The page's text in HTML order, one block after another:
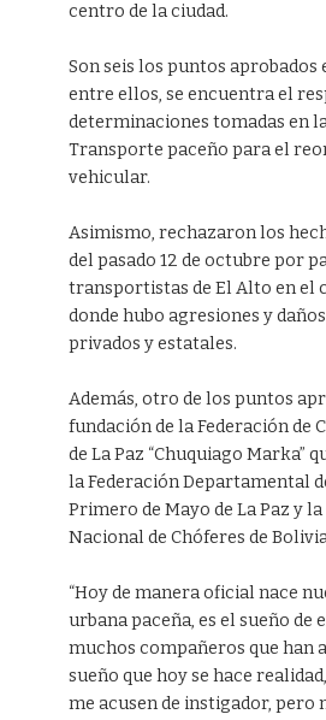
centro de la ciudad.
Son seis los puntos aprobados
entre ellos, se encuentra el
determinaciones tomadas en
Transporte paceño para el
vehicular.
Asimismo, rechazaron los
del pasado 12 de octubre por
transportistas de El Alto en el
donde hubo agresiones y
privados y estatales.
Además, otro de los puntos
fundación de la Federación de
de La Paz “Chuquiago Marka”
la Federación Departamental
Primero de Mayo de La Paz y
Nacional de Chóferes de
“Hoy de manera oficial nace
urbana paceña, es el sueño de
muchos compañeros que han
sueño que hoy se hace
me acusen de instigador, pero